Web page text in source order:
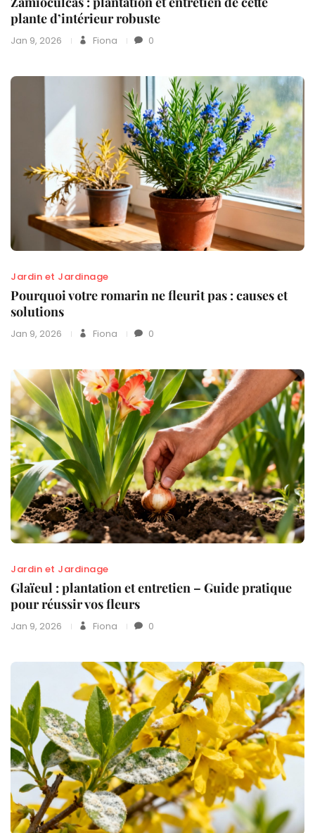
plante d’intérieur robuste
Jan 9, 2026 Fiona 0
Jardin et Jardinage
Pourquoi votre romarin ne fleurit pas : causes et
solutions
Jan 9, 2026 Fiona 0
Jardin et Jardinage
Glaïeul : plantation et entretien – Guide pratique
pour réussir vos fleurs
Jan 9, 2026 Fiona 0